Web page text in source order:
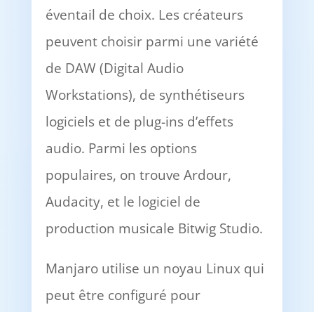
éventail de choix. Les créateurs
peuvent choisir parmi une variété
de DAW (Digital Audio
Workstations), de synthétiseurs
logiciels et de plug-ins d’effets
audio. Parmi les options
populaires, on trouve Ardour,
Audacity, et le logiciel de
production musicale Bitwig Studio.
Manjaro utilise un noyau Linux qui
peut être configuré pour